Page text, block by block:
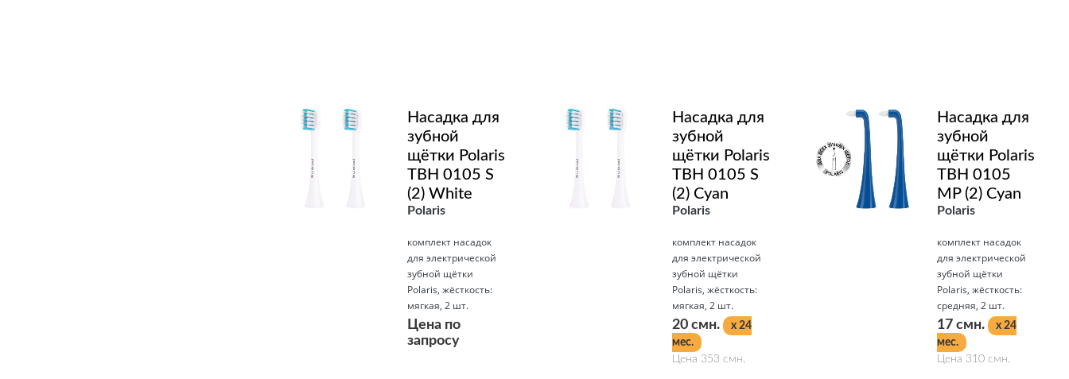
Насадка для
зубной
щётки Polaris
TBH 0105 S
(2) White
Polaris
комплект насадок
для электрической
зубной щётки
Polaris, жёсткость:
мягкая, 2 шт.
Цена по
запросу
Насадка для
зубной
щётки Polaris
TBH 0105 S
(2) Cyan
Polaris
комплект насадок
для электрической
зубной щётки
Polaris, жёсткость:
мягкая, 2 шт.
20 смн.
x 24
мес.
Цена 353 смн.
Насадка для
зубной
щётки Polaris
TBH 0105
MP (2) Cyan
Polaris
комплект насадок
для электрической
зубной щётки
Polaris, жёсткость:
средняя, 2 шт.
17 смн.
x 24
мес.
Цена 310 смн.